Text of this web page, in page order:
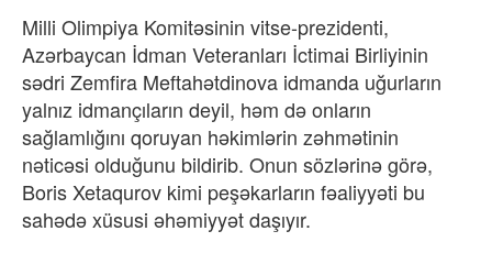
Milli Olimpiya Komitəsinin vitse-prezidenti,
Azərbaycan İdman Veteranları İctimai Birliyinin
sədri Zemfira Meftahətdinova idmanda uğurların
yalnız idmançıların deyil, həm də onların
sağlamlığını qoruyan həkimlərin zəhmətinin
nəticəsi olduğunu bildirib. Onun sözlərinə görə,
Boris Xetaqurov kimi peşəkarların fəaliyyəti bu
sahədə xüsusi əhəmiyyət daşıyır.